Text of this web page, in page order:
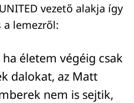
vezető alakja így
lemezről:
életem végéig csak
dalokat, az Matt
nem is sejtik,